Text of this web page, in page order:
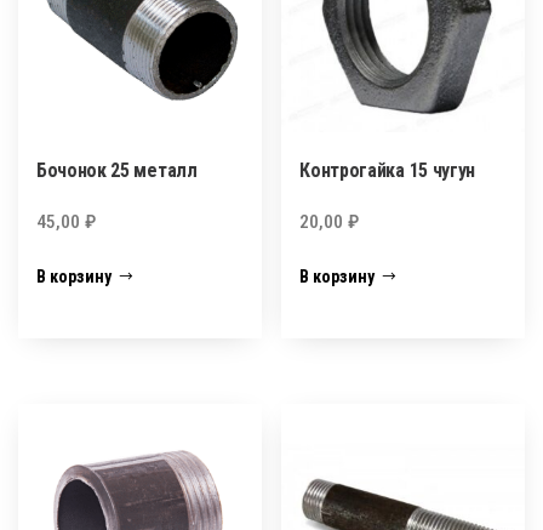
Бочонок 25 металл
45,00 ₽
В корзину
Контрогайка 15 чугун
20,00₽
В корзину